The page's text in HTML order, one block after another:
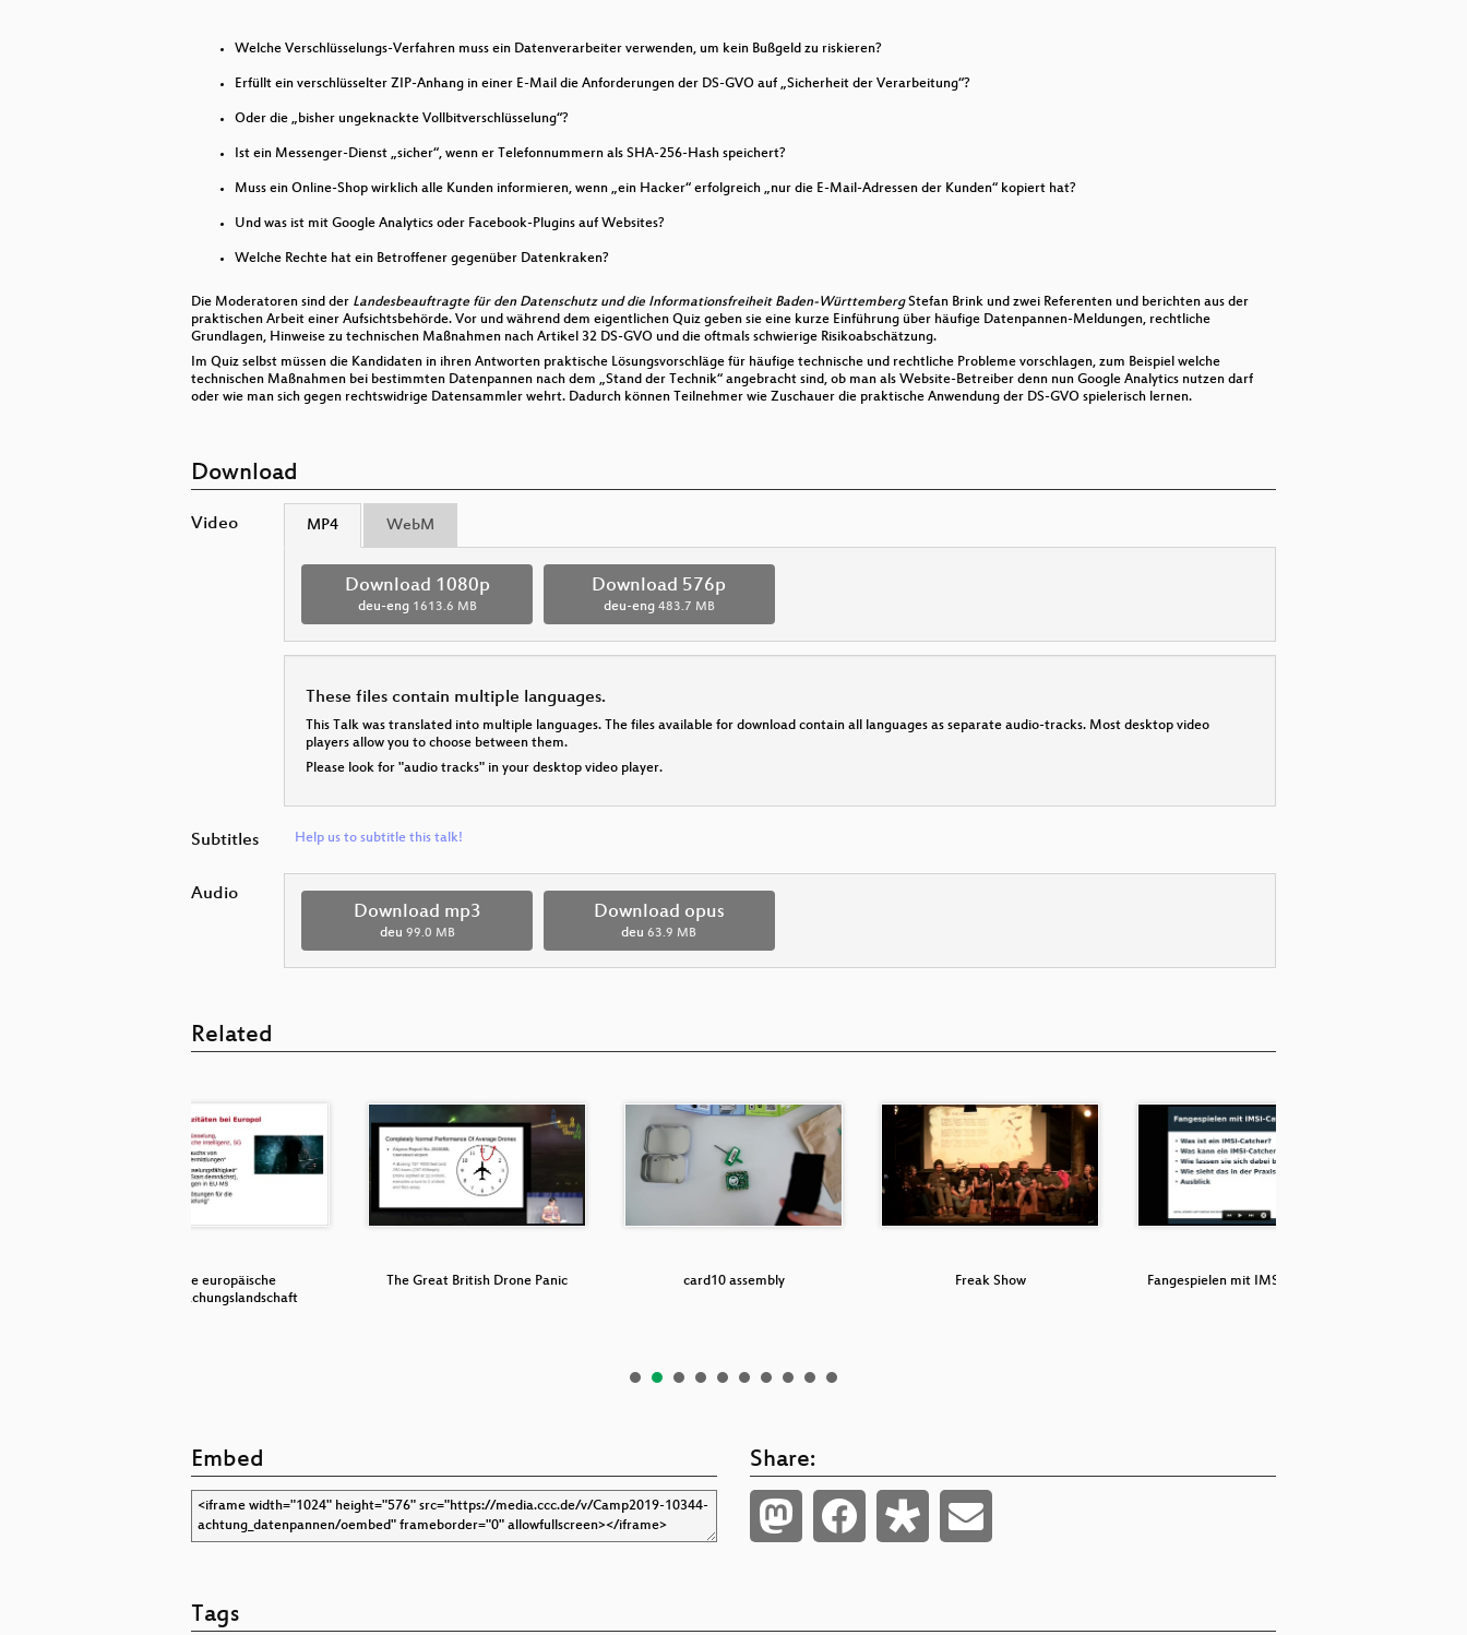
Welche Verschlüsselungs-Verfahren muss ein Datenverarbeiter verwenden, um kein Bußgeld zu riskieren?
Erfüllt ein verschlüsselter ZIP-Anhang in einer E-Mail die Anforderungen der DS-GVO auf „Sicherheit der Verarbeitung“?
Oder die „bisher ungeknackte Vollbitverschlüsselung“?
Ist ein Messenger-Dienst „sicher“, wenn er Telefonnummern als SHA-256-Hash speichert?
Muss ein Online-Shop wirklich alle Kunden informieren, wenn „ein Hacker“ erfolgreich „nur die E-Mail-Adressen der Kunden“ kopiert hat?
Und was ist mit Google Analytics oder Facebook-Plugins auf Websites?
Welche Rechte hat ein Betroffener gegenüber Datenkraken?
Die Moderatoren sind der Landesbeauftragte für den Datenschutz und die Informationsfreiheit Baden-WürttembergStefan Brink und zwei Referenten und berichten aus der
praktischen Arbeit einer Aufsichtsbehörde. Vor und während dem eigentlichen Quiz geben sie eine kurze Einführung über häufige Datenpannen-Meldungen, rechtliche
Grundlagen, Hinweise zu technischen Maßnahmen nach Artikel 32 DS-GVO und die oftmals schwierige Risikoabschätzung.
Im Quiz selbst müssen die Kandidaten in ihren Antworten praktische Lösungsvorschläge für häufige technische und rechtliche Probleme vorschlagen, zum Beispiel welche
technischen Maßnahmen bei bestimmten Datenpannen nach dem „Stand der Technik“ angebracht sind, ob man als Website-Betreiber denn nun Google Analytics nutzen darf
oder wie man sich gegen rechtswidrige Datensammler wehrt. Dadurch können Teilnehmer wie Zuschauer die praktische Anwendung der DS-GVO spielerisch lernen.
Download
Video MP4 WebM
Download 1080p
deu-eng 1613.6 MB
Download 576p
deu-eng 483.7 MB
These files contain multiple languages.
This Talk was translated into multiple languages. The files available for download contain all languages as separate audio-tracks. Most desktop video
players allow you to choose between them.
Please look for "audio tracks" in your desktop video player.
Subtitles Help us to subtitle this talk!
Audio
Download mp3
deu 99.0 MB
Download opus
deu 63.9 MB
Related
Neue europäische
Überwachungslandschaft
The Great British Drone Panic card10 assembly Freak Show Fangespielen mit IMSI-Catchern
Embed Share:
Tags